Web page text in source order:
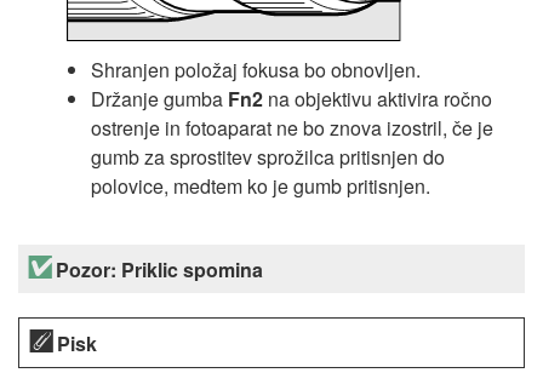
Shranjen položaj fokusa bo obnovljen.
Držanje gumba Fn2 na objektivu aktivira ročno
ostrenje in fotoaparat ne bo znova izostril, če je
gumb za sprostitev sprožilca pritisnjen do
polovice, medtem ko je gumb pritisnjen.
Pozor: Priklic spomina
Pisk